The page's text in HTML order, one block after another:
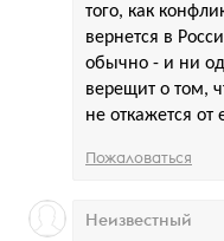
того, как
вернется в
обычно - и ни
верещит о том,
не откажется от
Пожаловаться
Неизвестный